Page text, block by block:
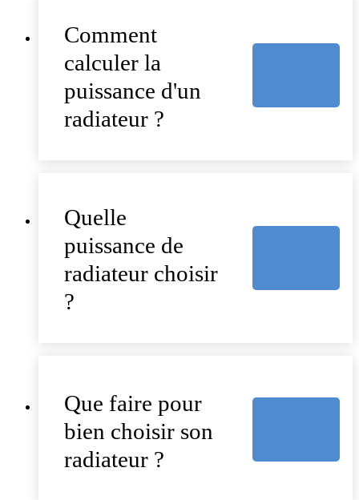
Comment
calculer la
puissance d'un
radiateur ?
Quelle
puissance de
radiateur choisir
?
Que faire pour
bien choisir son
radiateur ?